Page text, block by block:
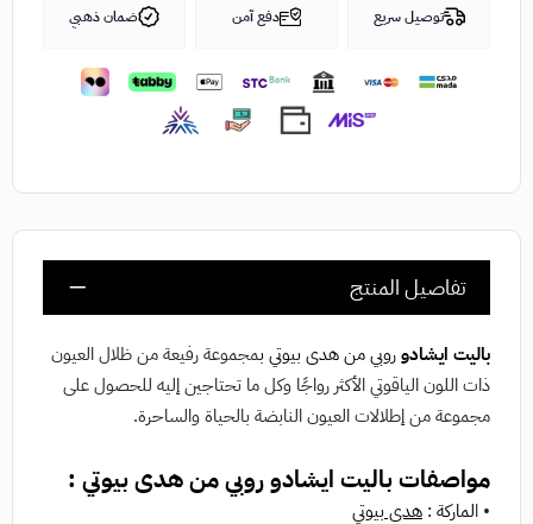
توصيل سريع دفع آمن ضمان ذهبي
تفاصيل المنتج
باليت ايشادوروبي من هدى بيوتي بمجموعة رفيعة من ظلال العيون
ذات اللون الياقوتي الأكثر رواجًا وكل ما تحتاجين إليه للحصول على
مجموعة من إطلالات العيون النابضة بالحياة والساحرة.
مواصفات باليت ايشادو روبي من هدى بيوتي :
• الماركة : هدى بيوتي